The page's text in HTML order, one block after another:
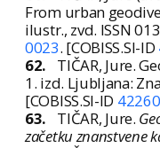
From urban
ilustr., zvd. ISSN
0023. [COBISS.SI-ID
62.
TIČAR, Jure.
1. izd. Ljubljana:
[COBISS.SI-ID
63.
TIČAR, Jure.
začetku znanstvene